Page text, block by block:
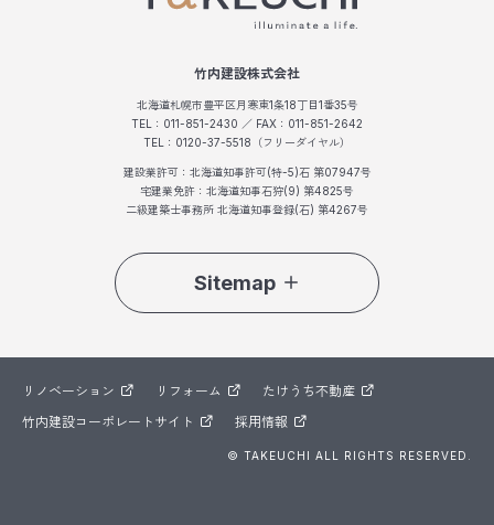
竹内建設株式会社
北海道札幌市豊平区月寒東1条18丁目1番35号
TEL：011-851-2430 ／ FAX：011-851-2642
TEL：0120-37-5518（フリーダイヤル）
建設業許可：北海道知事許可(特-5)石 第07947号
宅建業免許：北海道知事石狩(9) 第4825号
二級建築士事務所 北海道知事登録(石) 第4267号
Sitemap
リノベーション リフォーム
たけうち不動産
竹内建設コーポレートサイト
採用情報
© TAKEUCHI ALL RIGHTS RESERVED.